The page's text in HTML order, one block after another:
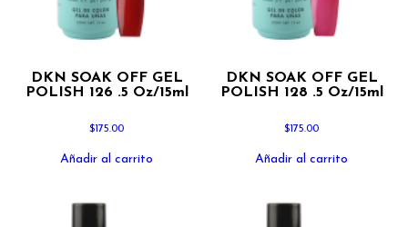
DKN SOAK OFF GEL
POLISH 126 .5 Oz/15ml
$ 175.00
Añadir al carrito
DKN SOAK OFF GEL
POLISH 128 .5 Oz/15ml
$ 175.00
Añadir al carrito